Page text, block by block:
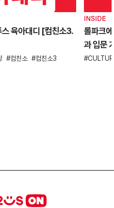
육아대디 [컴친소3.
컴친소 컴친소3
INSIDE
롤파크
과 입문